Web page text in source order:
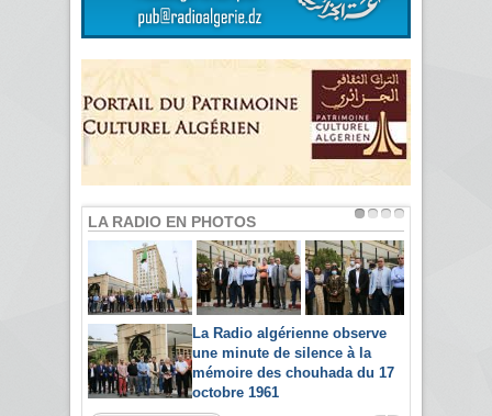
LA RADIO EN PHOTOS
La Radio algérienne observe
une minute de silence à la
mémoire des chouhada du 17
octobre 1961